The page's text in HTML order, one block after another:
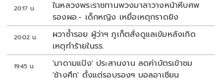
20:17 น.
ในหลวงพระราชทานพวงมาลาวางหน้าหีบศพ
รองผอ.- เด็กหญิง เหยื่อเหตุกราดยิง
20:02 น.
ผวาซ้ำรอย ผู้ว่าฯ ภูเก็ตสั่งดูแลเข้มหลังเกิด
เหตุทำร้ายในรร.
19:45 น.
'มาดามแป้ง' ประสานงาน ลดค่าบัตรเข้าชม
'ช้างศึก' ตั้งแต่รอบรองฯ บอลอาเซียน